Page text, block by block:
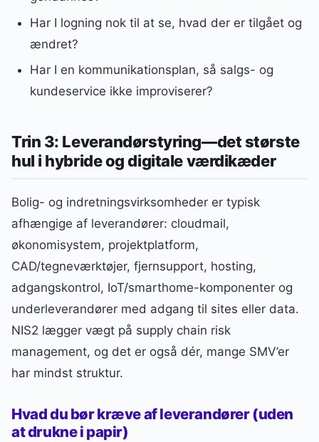
Har I logning nok til at se, hvad der er tilgået og
ændret?
Har I en kommunikationsplan, så salgs- og
kundeservice ikke improviserer?
Trin 3: Leverandørstyring—det største
hul i hybride og digitale værdikæder
Bolig- og indretningsvirksomheder er typisk
afhængige af leverandører: cloudmail,
økonomisystem, projektplatform,
CAD/tegneværktøjer, fjernsupport, hosting,
adgangskontrol, IoT/smarthome-komponenter og
underleverandører med adgang til sites eller data.
NIS2 lægger vægt på supply chain risk
management, og det er også dér, mange SMV’er
har mindst struktur.
Hvad du bør kræve af leverandører (uden
at drukne i papir)